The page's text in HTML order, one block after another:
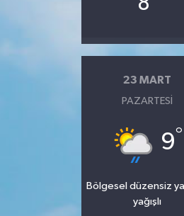
23 MART
PAZARTESI
9°
Bölgesel düzensiz
yağışlı
Sağlık & Yaşam